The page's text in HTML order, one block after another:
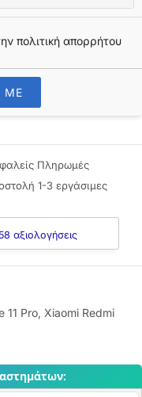
πολιτική απορρήτου
ΜΕ
Πληρωμές
1-3 εργάσιμες
αξιολογήσεις
11 Pro, Xiaomi Redmi